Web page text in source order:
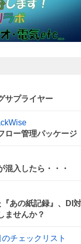
サプライヤー
ロー管理パッケージ
混入したら・・・
『あの紙記録』、
ませんか？
チェックリスト